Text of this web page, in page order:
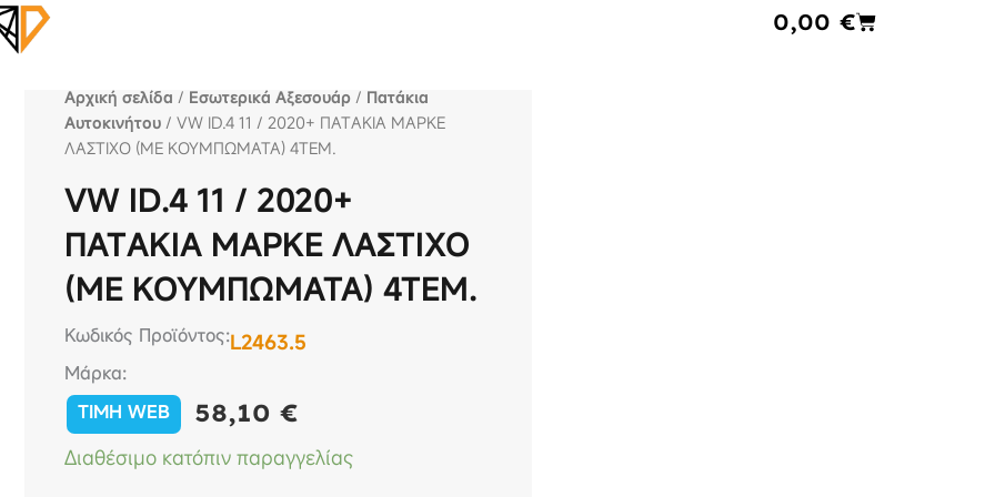
0,00€Cart
Αρχική σελίδα / Εσωτερικά Αξεσουάρ / Πατάκια
Αυτοκινήτου / VW ID.4 11 / 2020+ ΠΑΤAKIA ΜΑΡΚE
ΛΑΣΤΙΧΟ (ΜΕ ΚΟΥΜΠΩΜΑΤΑ) 4ΤΕΜ.
VW ID.4 11 / 2020+
ΠΑΤAKIA ΜΑΡΚE ΛΑΣΤΙΧΟ
(ΜΕ ΚΟΥΜΠΩΜΑΤΑ) 4ΤΕΜ.
Κωδικός Προϊόντος:L2463.5
Μάρκα:
TIMH WEB
58,10€
Διαθέσιμο κατόπιν παραγγελίας
VW